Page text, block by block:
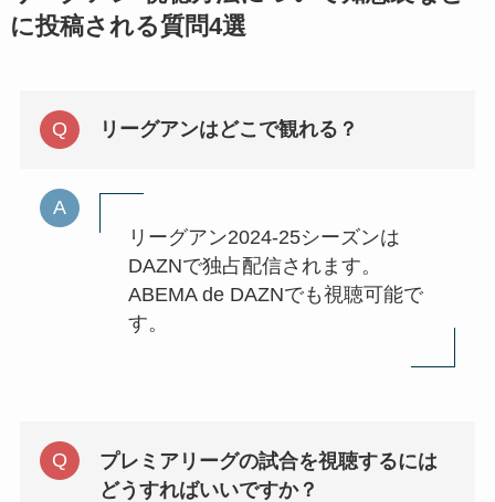
に投稿される質問4選
リーグアンはどこで観れる？
リーグアン2024-25シーズンは
DAZNで独占配信されます。
ABEMA de DAZNでも視聴可能で
す。
プレミアリーグの試合を視聴するには
どうすればいいですか？